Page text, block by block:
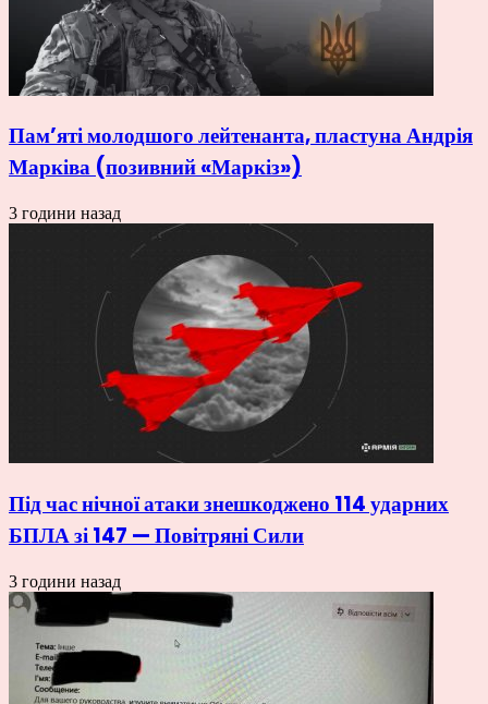
Пам’яті молодшого лейтенанта, пластуна Андрія
Марківа (позивний «Маркіз»)
3 години назад
Під час нічної атаки знешкоджено 114 ударних
БПЛА зі 147 — Повітряні Сили
3 години назад